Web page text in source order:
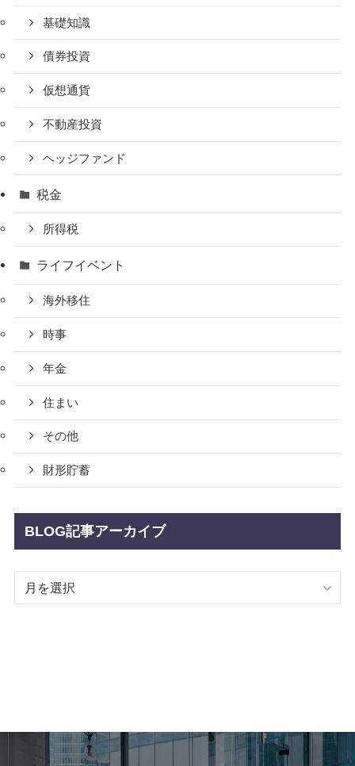
基礎知識
債券投資
仮想通貨
不動産投資
ヘッジファンド
税金
所得税
ライフイベント
海外移住
時事
年金
住まい
その他
財形貯蓄
BLOG記事アーカイブ
BLOG